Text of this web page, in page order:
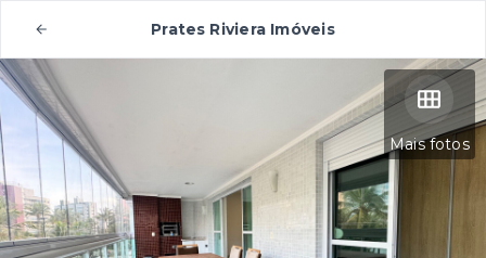
Prates Riviera Imóveis
Mais fotos